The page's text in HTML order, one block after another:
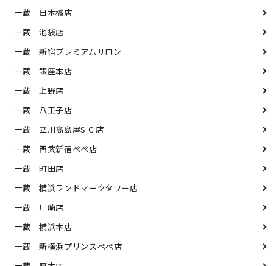
一蔵 日本橋店
一蔵 池袋店
一蔵 新宿プレミアムサロン
一蔵 銀座本店
一蔵 上野店
一蔵 八王子店
一蔵 立川髙島屋S.C.店
一蔵 西武新宿ペペ店
一蔵 町田店
一蔵 横浜ランドマークタワー店
一蔵 川崎店
一蔵 横浜本店
一蔵 新横浜プリンスぺぺ店